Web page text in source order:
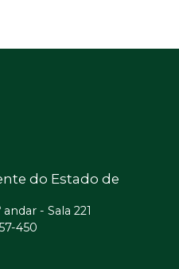
do Estado de
- Sala 221
450